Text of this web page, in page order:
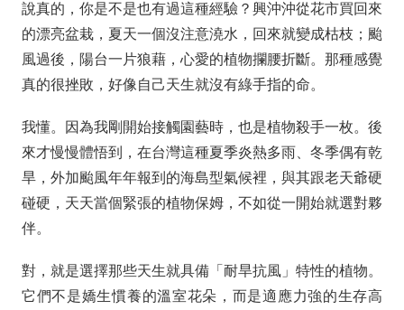
說真的，你是不是也有過這種經驗？興沖沖從花市買回來
的漂亮盆栽，夏天一個沒注意澆水，回來就變成枯枝；颱
風過後，陽台一片狼藉，心愛的植物攔腰折斷。那種感覺
真的很挫敗，好像自己天生就沒有綠手指的命。
我懂。因為我剛開始接觸園藝時，也是植物殺手一枚。後
來才慢慢體悟到，在台灣這種夏季炎熱多雨、冬季偶有乾
旱，外加颱風年年報到的海島型氣候裡，與其跟老天爺硬
碰硬，天天當個緊張的植物保姆，不如從一開始就選對夥
伴。
對，就是選擇那些天生就具備「耐旱抗風」特性的植物。
它們不是嬌生慣養的溫室花朵，而是適應力強的生存高